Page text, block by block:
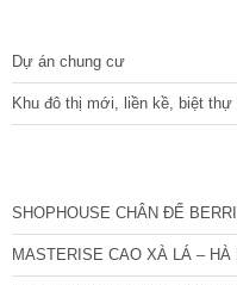
Dự án chung cư
Khu đô thị mới, liền kề, biệt thự
SHOPHOUSE CHÂN ĐẾ
MASTERISE CAO XÀ LÁ – HÀ